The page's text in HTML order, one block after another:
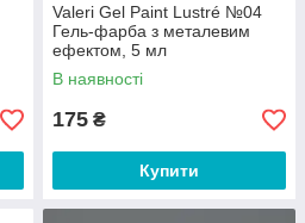
Valeri Gel Paint Lustré №04
Гель-фарба з металевим
ефектом, 5 мл
В наявності
175 ₴
Купити